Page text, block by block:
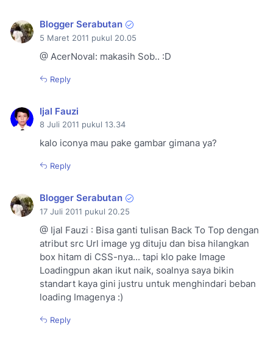
Blogger Serabutan
5 Maret 2011 pukul 20.05
@ AcerNoval: makasih Sob.. :D
Reply
Ijal Fauzi
8 Juli 2011 pukul 13.34
kalo iconya mau pake gambar gimana ya?
Reply
Blogger Serabutan
17 Juli 2011 pukul 20.25
@ Ijal Fauzi : Bisa ganti tulisan Back To Top dengan
atribut src Url image yg dituju dan bisa hilangkan
box hitam di CSS-nya... tapi klo pake Image
Loadingpun akan ikut naik, soalnya saya bikin
standart kaya gini justru untuk menghindari beban
loading Imagenya :)
Reply